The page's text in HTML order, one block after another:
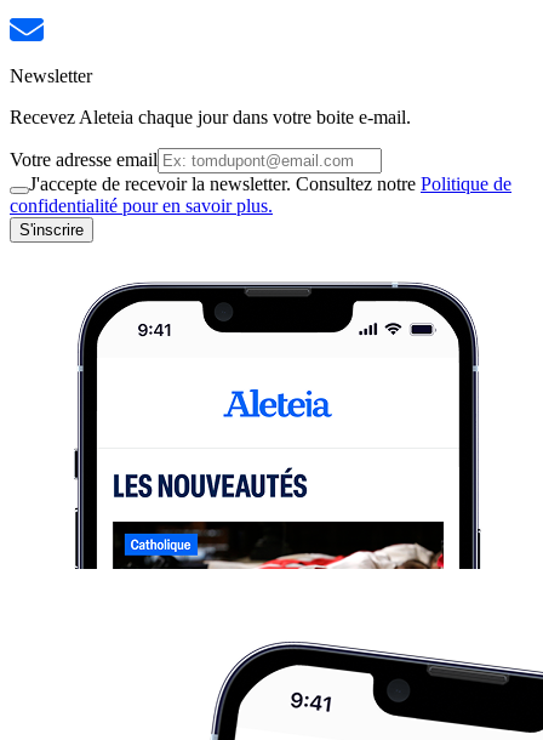
Newsletter
Recevez Aleteia chaque jour dans votre boite e-mail.
Votre adresse email
J'accepte de recevoir la newsletter. Consultez notre Politique de
confidentialité pour en savoir plus.
S'inscrire